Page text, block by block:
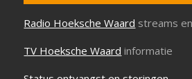
Radio Hoeksche Waard streams
TV Hoeksche Waard informatie